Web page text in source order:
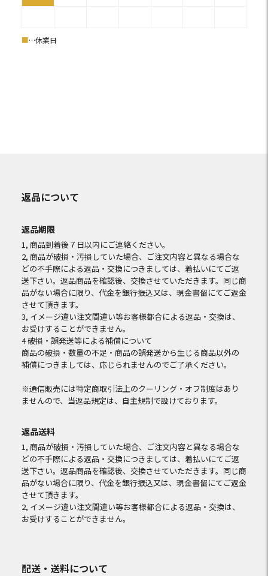
■…休業日
返品について
返品期限
1, 商品到着後７日以内にご連絡ください。
2, 商品が破損・汚損していた場合、ご注文内容と異なる場合な
どの不手際による返品・交換につきましては、着払いにてご返
送下さい。返品商品を確認後、交換させていただきます。同じ商
品がない場合に限り、代金を銀行振込又は、現金書留にてご返金
させて頂きます。
3, イメージ違い注文間違い等お客様都合による返品・交換は、
お受けすることができません。
4 破損・誤発送等による補償について
商品の破損・数量の不足・商品の誤発送から生じる商品以外の
補償につきましては、応じられませんのでご了承ください。
※通信販売には特定商取引法上のクーリング・オフ制度はあり
ませんので、当返品規定は、自主規制で設けております。
返品送料
1, 商品が破損・汚損していた場合、ご注文内容と異なる場合な
どの不手際による返品・交換につきましては、着払いにてご返
送下さい。返品商品を確認後、交換させていただきます。同じ商
品がない場合に限り、代金を銀行振込又は、現金書留にてご返金
させて頂きます。
2, イメージ違い注文間違い等お客様都合による返品・交換は、
お受けすることができません。
配送・送料について